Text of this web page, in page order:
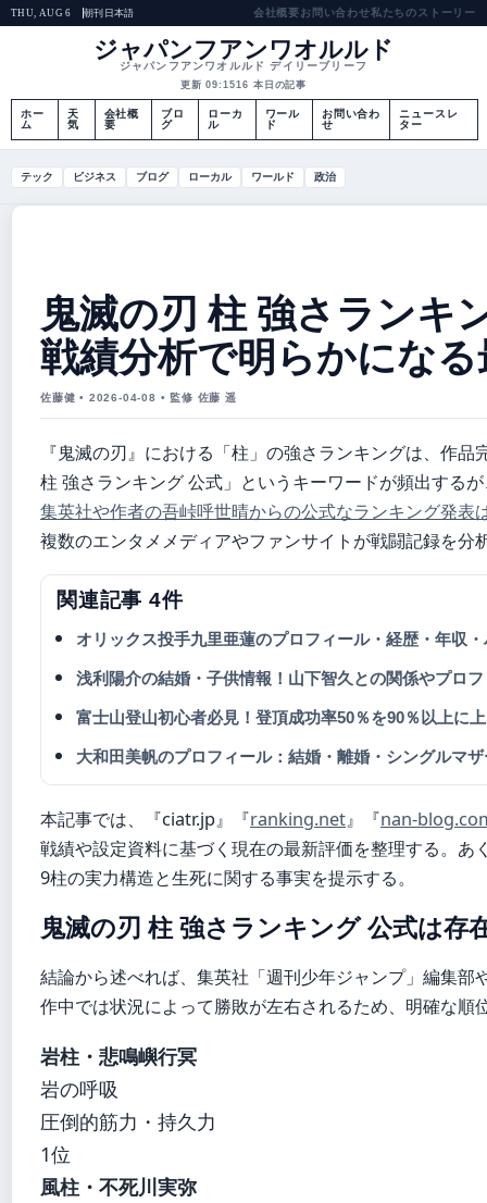
THU, AUG 6 朝刊 日本語 会社概要お問い合わせ私たちのストーリー
ジャパンフアンワオルルド
ジャパンフアンワオルルド デイリーブリーフ
更新 09:1516 本日の記事
ホー
ム
天
気
会社概
要
ブロ
グ
ローカ
ル
ワール
ド
お問い合わ
せ
ニュースレ
ター
テック ビジネス ブログ ローカル ワールド 政治
鬼滅の刃 柱 強さランキ
戦績分析で明らかにな
佐藤健 • 2026-04-08 • 監修 佐藤 遥
『鬼滅の刃』における「柱」の強さランキングは、作
柱 強さランキング 公式」というキーワードが頻出する
集英社や作者の吾峠呼世晴からの公式なランキング発表
複数のエンタメメディアやファンサイトが戦闘記録を
関連記事 4件
オリックス投手九里亜蓮のプロフィール・経歴・年収
浅利陽介の結婚・子供情報！山下智久との関係やプロ
富士山登山初心者必見！登頂成功率50％を90％以上に
大和田美帆のプロフィール：結婚・離婚・シングルマ
本記事では、『ciatr.jp』『ranking.net』『nan-
戦績や設定資料に基づく現在の最新評価を整理する。
9柱の実力構造と生死に関する事実を提示する。
鬼滅の刃 柱 強さランキング 公式は存
結論から述べれば、集英社「週刊少年ジャンプ」編集
作中では状況によって勝敗が左右されるため、明確な
岩柱・悲鳴嶼行冥
岩の呼吸
圧倒的筋力・持久力
1位
風柱・不死川実弥